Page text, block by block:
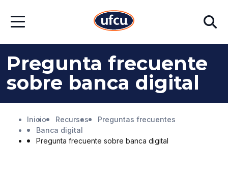
contenido
contenido
de
página
Abrir
Buscar
Pregunta frecuente
sobre banca digital
Inicio Recursos
Preguntas frecuentes
Banca digital
Pregunta frecuente sobre banca digital